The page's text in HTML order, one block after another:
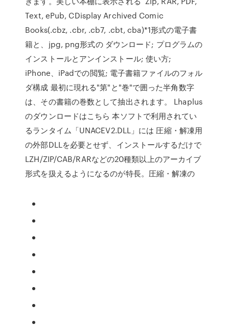
Text, ePub, CDisplay Archived Comic
Books(.cbz, .cbr, .cb7, .cbt, cba)*1形式の電子書
籍と、jpg, png形式の ダウンロード; プログラムの
インストールとアンインストール; 使い方;
iPhone、iPadでの閲覧; 電子書籍ファイルのフォル
ダ構成 最初に現れる"第"と"巻"で囲った半角数字
は、その書籍の巻数として抽出されます。 Lhaplus
のダウンロードはこちら 本ソフトで利用されてい
るランタイム「UNACEV2.DLL」には 圧縮・解凍用
の外部DLLを必要とせず、インストールするだけで
LZH/ZIP/CAB/RARなどの20種類以上のアーカイブ
形式を扱えるようになるのが特長。圧縮・解凍の